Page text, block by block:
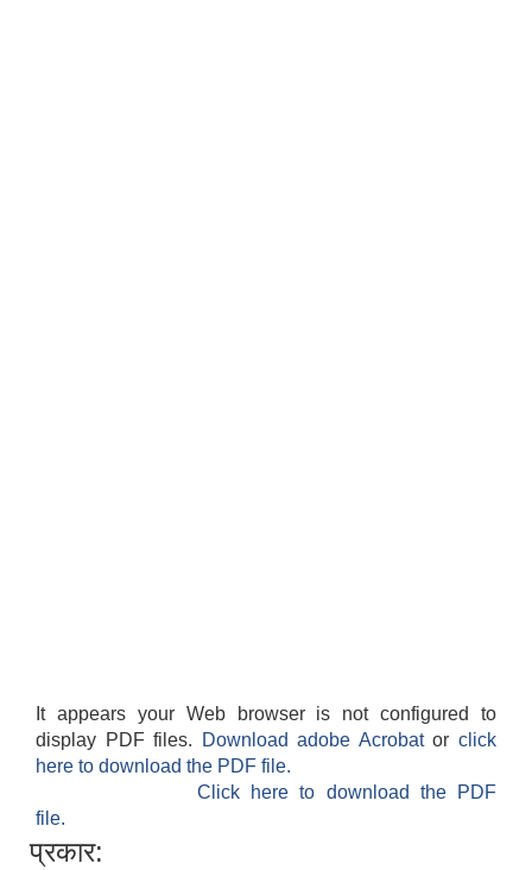
It appears your Web browser is not configured to
display PDF files.
Download adobe Acrobatorclick
here to download the PDF file.
Click here to download the PDF
file.
प्रकार: